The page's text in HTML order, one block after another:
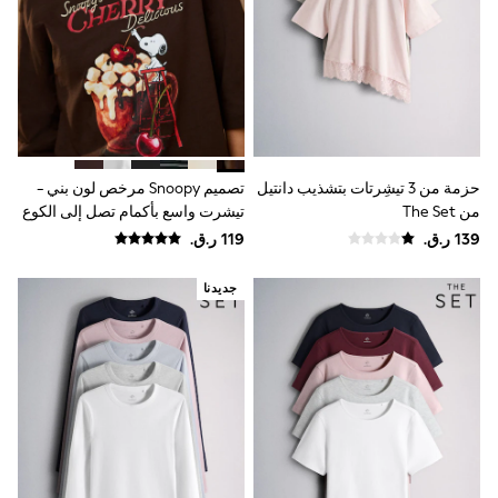
Jeans
Sandals
Shorts
Swimwear
Hats & Caps
Bags
Travel Bags
Luggage
B by Ted Baker
Baker by Ted Baker
Boden
Lipsy
Love & Roses
Mint Velvet
Monsoon
River Island
Eid Holiday Collection
SCHOOLWEAR
All Boys Schoolwear
حزمة من 3 تيشِرتات بتشذيب دانتيل
من The Set
تصميم Snoopy مرخص لون بني -
تيشرت واسع بأكمام تصل إلى الكوع
وياقة مستديرة
جديدنا